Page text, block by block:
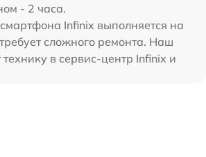
- 2 часа.
Infinix выполняется на
сложного ремонта. Наш
технику в сервис-центр Infinix и